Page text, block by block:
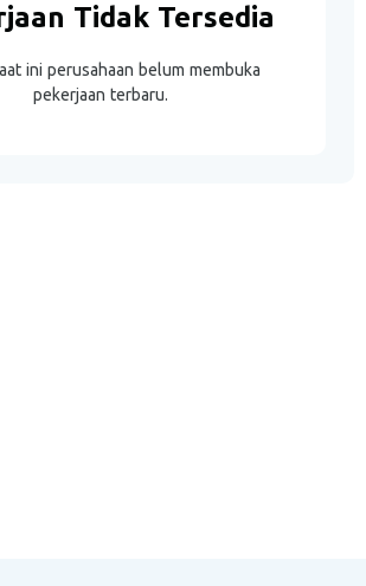
Tidak Tersedia
ini perusahaan belum membuka
pekerjaan terbaru.